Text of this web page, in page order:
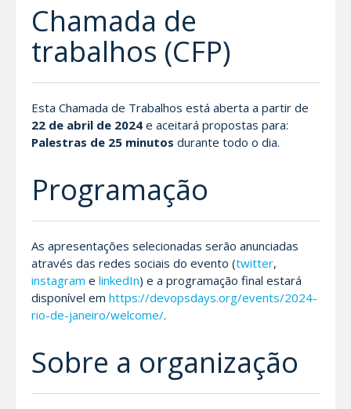
Chamada de
trabalhos (CFP)
Esta Chamada de Trabalhos está aberta a partir de
22 de abril de 2024 e aceitará propostas para:
Palestras de 25 minutos durante todo o dia.
Programação
As apresentações selecionadas serão anunciadas
através das redes sociais do evento (twitter,
instagram e linkedIn) e a programação final estará
disponível em https://devopsdays.org/events/2024-
rio-de-janeiro/welcome/.
Sobre a organização